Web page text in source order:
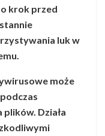
krok przed
luk w
może
Działa